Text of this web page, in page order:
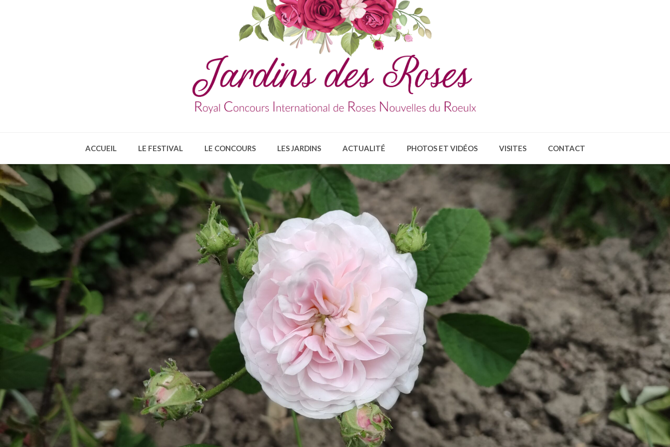
ACCUEIL LE FESTIVAL LE CONCOURS LES JARDINS ACTUALITÉ PHOTOS ET VIDÉOS VISITES CONTACT